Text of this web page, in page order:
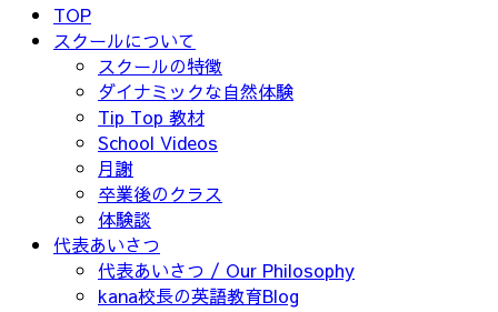
TOP
スクールについて
スクールの特徴
ダイナミックな自然体験
Tip Top 教材
School Videos
月謝
卒業後のクラス
体験談
代表あいさつ
代表あいさつ / Our Philosophy
kana校長の英語教育Blog